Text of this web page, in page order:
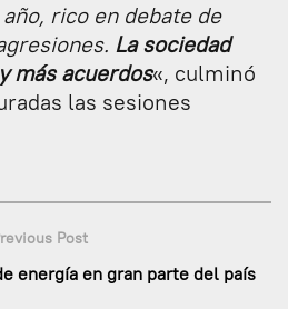
rico en debate de
La sociedad
más acuerdos«, culminó
las sesiones
Post
energía en gran parte del país